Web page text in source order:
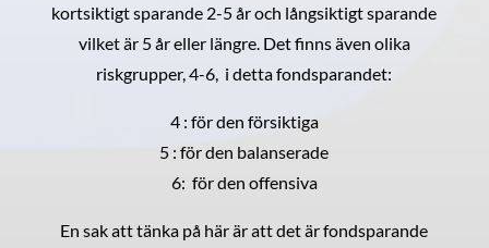
kortsiktigt sparande 2-5 år och långsiktigt sparande
vilket är 5 år eller längre. Det finns även olika
riskgrupper, 4-6, i detta fondsparandet:
4 : för den försiktiga
5 : för den balanserade
6: för den offensiva
En sak att tänka på här är att det är fondsparande